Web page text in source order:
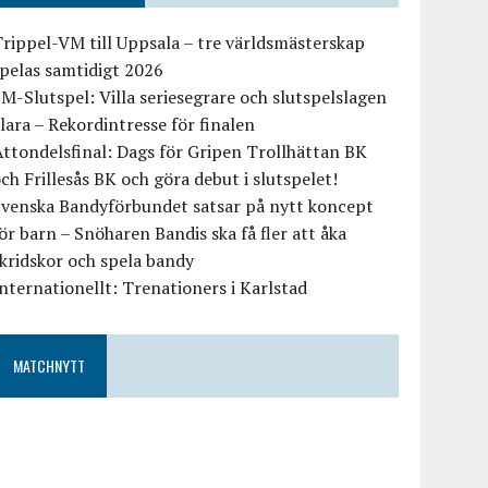
VM till Uppsala – tre världsmästerskap
samtidigt 2026
Slutspel: Villa seriesegrare och slutspelslagen
– Rekordintresse för finalen
Dags för Gripen Trollhättan BK
Frillesås BK och göra debut i slutspelet!
Bandyförbundet satsar på nytt koncept
barn – Snöharen Bandis ska få fler att åka
och spela bandy
Trenationers i Karlstad
MATCHNYTT